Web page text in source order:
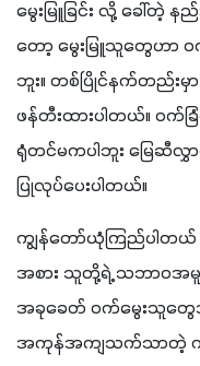
မွေးမြူခြင်း လို့ ခေါ်တဲ့
တော့ မွေးမြူသူတွေဟာ
ဘူး။ တစ်ပြိုင်နက်တည်း
ဖန်တီးထားပါတယ်။ ဝက်ခ
ရုံတင်မကပါဘူး မြေဆီလွှ
ပြုလုပ်ပေးပါတယ်။
ကျွန်တော်ယုံကြည်ပါတ
အစား သူတို့ရဲ့ သဘာဝအမူ
အခုခေတ် ဝက်မွေးသူတွေအ
အကုန်အကျသက်သာတဲ့ ကွ